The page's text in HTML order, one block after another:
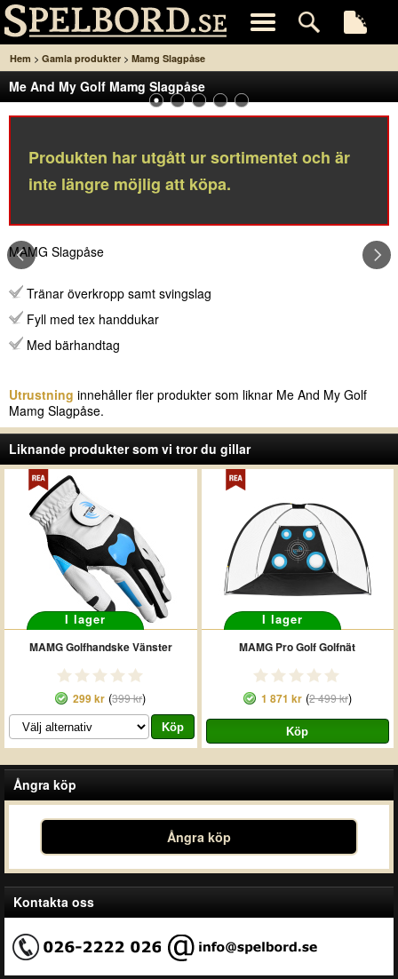
Hem > Gamla produkter > Mamg Slagpåse
Me And My Golf Mamg Slagpåse
Produkten har utgått ur sortimentet och är
inte längre möjlig att köpa.
MAMG Slagpåse
Tränar överkropp samt svingslag
Fyll med tex handdukar
Med bärhandtag
Utrustning innehåller fler produkter som liknar Me And My Golf
Mamg Slagpåse.
Liknande produkter som vi tror du gillar
I lager
MAMG Golfhandske Vänster
299 kr (399 kr)
I lager
MAMG Pro Golf Golfnät
1 871 kr(2 499 kr)
Ångra köp
Ångra köp
Kontakta oss